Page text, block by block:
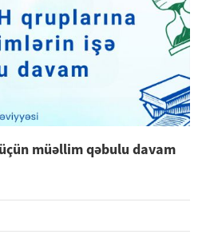
müəllim qəbulu davam